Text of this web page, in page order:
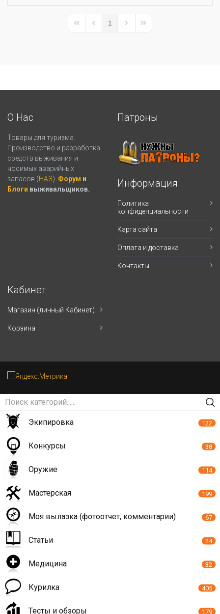
First PagePrevious Page
1
Next PageLast Page
О Нас
Товары для туризма.
Производство и разработка
средств выживания и
носимых аварийных
запасов (НАЗ). Форум и
Блоги выживальщиков.
Патроны
Информация
Политика
конфиденциальности
Карта сайта
Оплата и доставка
Контакты
Кабинет
Магазин (личный Кабинет)
Корзина
Экипировка 122
Конкурсы 38
Оружие 114
Мастерская 199
Моя вылазка (фотоотчет, комментарии) 67
Статьи 24
Медицина 32
Курилка 405
Тесты и обзоры 179